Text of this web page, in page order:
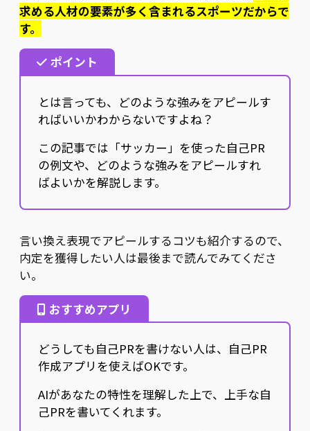
求める人材の要素が多く含まれるスポーツだからで
す。
ポイント
とは言っても、どのような強みをアピールす
ればいいかわからないですよね？
この記事では「サッカー」を使った自己PR
の例文や、どのような強みをアピールすれ
ばよいかを解説します。
言い換え表現でアピールするコツも紹介するので、
内定を獲得したい人は最後まで読んでみてくださ
い。
おすすめアプリ
どうしても自己PRを書けない人は、自己PR
作成アプリを使えばOKです。
AIがあなたの特性を理解した上で、上手な自
己PRを書いてくれます。